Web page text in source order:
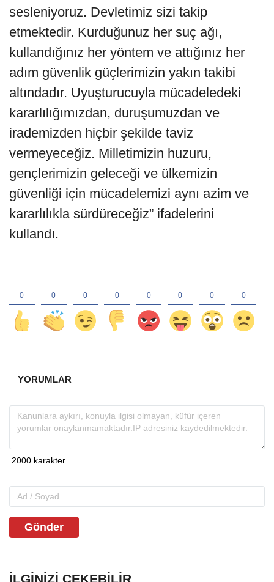
sesleniyoruz. Devletimiz sizi takip
etmektedir. Kurduğunuz her suç ağı,
kullandığınız her yöntem ve attığınız her
adım güvenlik güçlerimizin yakın takibi
altındadır. Uyuşturucuyla mücadeledeki
kararlılığımızdan, duruşumuzdan ve
irademizden hiçbir şekilde taviz
vermeyeceğiz. Milletimizin huzuru,
gençlerimizin geleceği ve ülkemizin
güvenliği için mücadelemizi aynı azim ve
kararlılıkla sürdüreceğiz” ifadelerini
kullandı.
YORUMLAR
Gönder
İLGINIZI ÇEKEBILIR